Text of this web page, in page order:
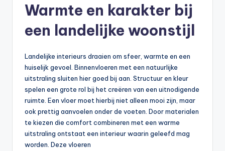
Warmte en karakter bij
een landelijke woonstijl
Landelijke interieurs draaien om sfeer, warmte en een
huiselijk gevoel. Binnenvloeren met een natuurlijke
uitstraling sluiten hier goed bij aan. Structuur en kleur
spelen een grote rol bij het creëren van een uitnodigende
ruimte. Een vloer moet hierbij niet alleen mooi zijn, maar
ook prettig aanvoelen onder de voeten. Door materialen
te kiezen die comfort combineren met een warme
uitstraling ontstaat een interieur waarin geleefd mag
worden. Deze vloeren